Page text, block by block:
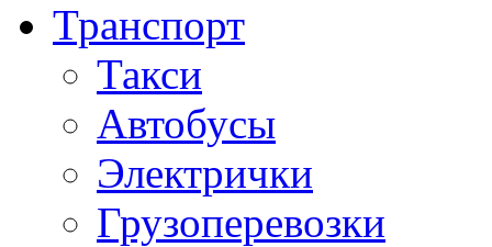
Транспорт
Такси
Автобусы
Электрички
Грузоперевозки